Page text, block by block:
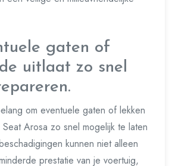
gaten of
uitlaat zo snel
om eventuele gaten of lekken
Arosa zo snel mogelijk te laten
kunnen niet alleen
prestatie van je voertuig,